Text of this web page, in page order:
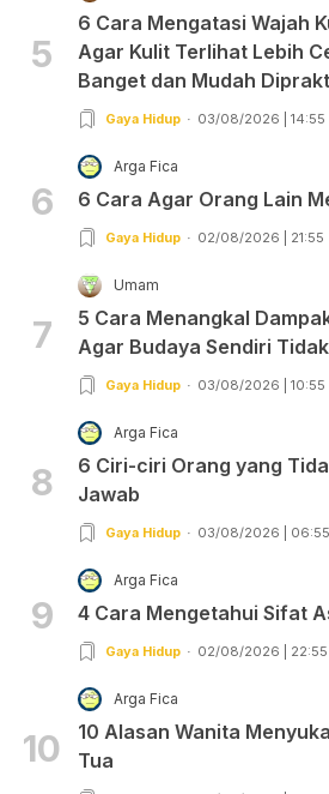
5
6 Cara Mengatasi Wajah
Agar Kulit Terlihat Lebih
Banget dan Mudah
Gaya Hidup 03/08/2026 | 14:55
6
Arga Fica
6 Cara Agar Orang Lain
Gaya Hidup 02/08/2026 | 21:55
7
Umam
5 Cara Menangkal
Agar Budaya Sendiri
Gaya Hidup 03/08/2026 | 10:55
8
Arga Fica
6 Ciri-ciri Orang yang
Jawab
Gaya Hidup 03/08/2026 | 06:55
9
Arga Fica
4 Cara Mengetahui Sifat
Gaya Hidup 02/08/2026 | 22:55
10
Arga Fica
10 Alasan Wanita
Tua